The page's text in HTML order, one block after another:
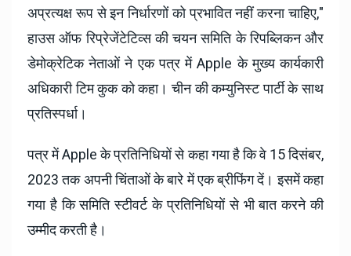
अप्रत्यक्ष रूप से इन निर्धारणों को प्रभावित नहीं करना चाहिए,"
हाउस ऑफ रिप्रेजेंटेटिव्स की चयन समिति के रिपब्लिकन और
डेमोक्रेटिक नेताओं ने एक पत्र में Apple के मुख्य कार्यकारी
अधिकारी टिम कुक को कहा। चीन की कम्युनिस्ट पार्टी के साथ
प्रतिस्पर्धा।
पत्र में Apple के प्रतिनिधियों से कहा गया है कि वे 15 दिसंबर,
2023 तक अपनी चिंताओं के बारे में एक ब्रीफिंग दें। इसमें कहा
गया है कि समिति स्टीवर्ट के प्रतिनिधियों से भी बात करने की
उम्मीद करती है।